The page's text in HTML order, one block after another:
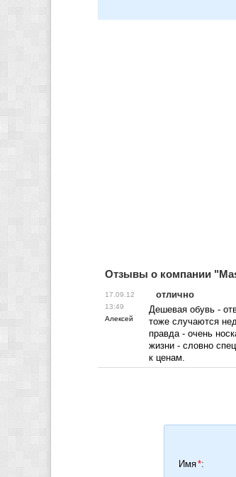
Отзывы о компании
17.09.12
13:49
Алексей
отлично
Дешевая обувь -
тоже случаются
правда - очень
жизни - словно
к ценам.
Имя*: